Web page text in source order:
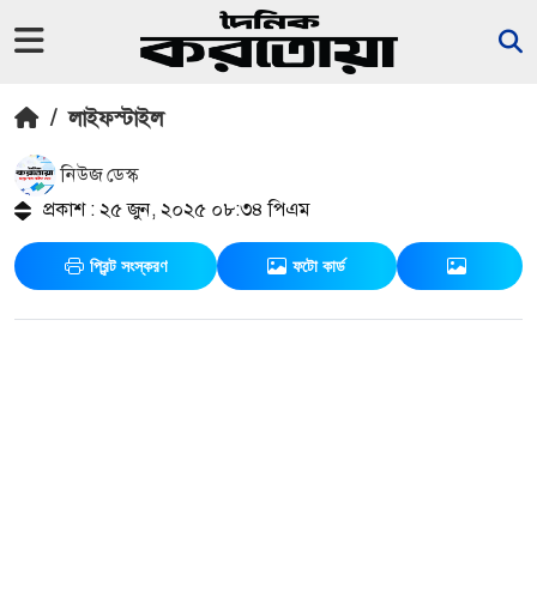
/ লাইফস্টাইল
নিউজ ডেস্ক
প্রকাশ : ২৫ জুন, ২০২৫ ০৮:৩৪ পিএম
প্রিন্ট সংস্করণ ফটো কার্ড